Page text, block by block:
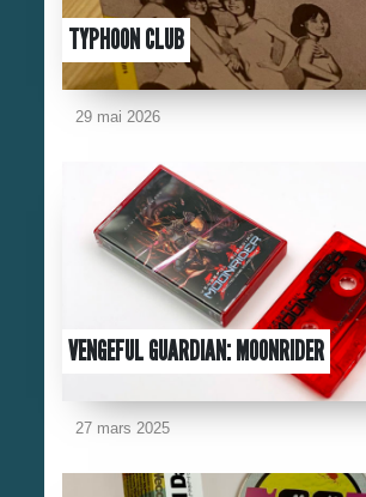
TYPHOON CLUB
29 mai 2026
VENGEFUL GUARDIAN: MOONRIDER
27 mars 2025